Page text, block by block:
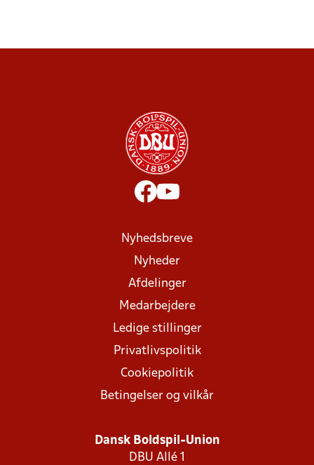
Nyhedsbreve
Nyheder
Afdelinger
Medarbejdere
Ledige stillinger
Privatlivspolitik
Cookiepolitik
Betingelser og vilkår
Dansk Boldspil-Union
DBU Allé 1